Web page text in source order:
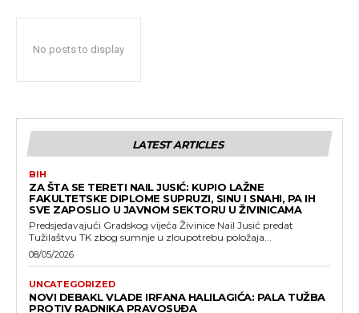
No posts to display
LATEST ARTICLES
BIH
ZA ŠTA SE TERETI NAIL JUSIĆ: KUPIO LAŽNE
FAKULTETSKE DIPLOME SUPRUZI, SINU I SNAHI, PA IH
SVE ZAPOSLIO U JAVNOM SEKTORU U ŽIVINICAMA
Predsjedavajući Gradskog vijeća Živinice Nail Jusić predat
Tužilaštvu TK zbog sumnje u zloupotrebu položaja...
08/05/2026
UNCATEGORIZED
NOVI DEBAKL VLADE IRFANA HALILAGIĆA: PALA TUŽBA
PROTIV RADNIKA PRAVOSUĐA